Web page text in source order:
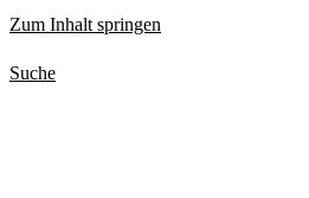
Zum Inhalt springen
Suche